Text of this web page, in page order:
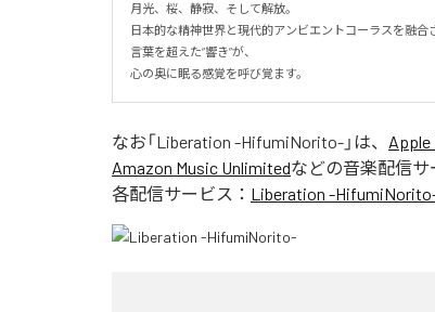
月光、桜、静寂、そして解放。
日本的な精神世界と現代的アンビエントコーラスを融合
言葉を超えた“響き”が、
心の奥に眠る感覚を呼び覚ます。
なお「Liberation -HifumiNorito- 」は、 Apple
Amazon Music Unlimitedなどの音楽配信サ
各配信サービス： Liberation -